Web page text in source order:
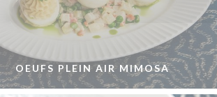
OEUFS PLEIN AIR MIMOSA